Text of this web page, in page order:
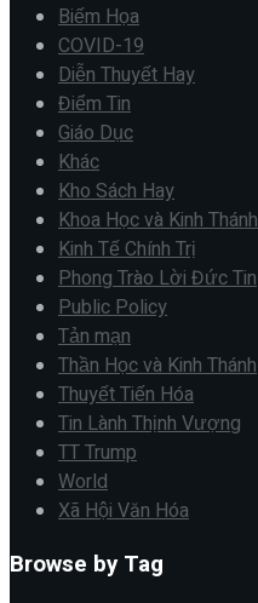
Biếm Họa
COVID-19
Diễn Thuyết Hay
Điểm Tin
Giáo Dục
Khác
Kho Sách Hay
Khoa Học và Kinh Thánh
Kinh Tế Chính Trị
Phong Trào Lời Đức Tin
Public Policy
Tản mạn
Thần Học và Kinh Thánh
Thuyết Tiến Hóa
Tin Lành Thịnh Vượng
TT Trump
World
Xã Hội Văn Hóa
Browse by Tag